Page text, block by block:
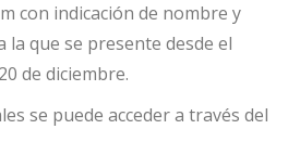
con indicación de nombre y
que se presente desde el
de diciembre.
se puede acceder a través del